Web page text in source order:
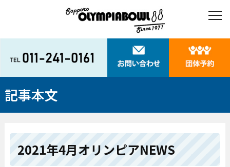
記事本文
2021年4月オリンピアNEWS